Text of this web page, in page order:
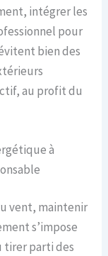
intégrer les
pour
bien des
au profit du
à
vent, maintenir
s’impose
tirer parti des